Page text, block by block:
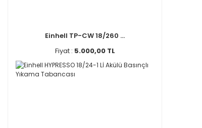
Einhell TP-CW 18/260 ...
Fiyat : 5.000,00 TL